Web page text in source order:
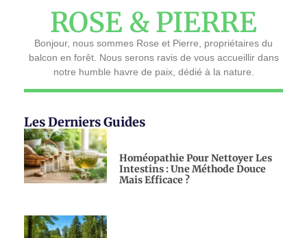
ROSE & PIERRE
Bonjour, nous sommes Rose et Pierre, propriétaires du
balcon en forêt. Nous serons ravis de vous accueillir dans
notre humble havre de paix, dédié à la nature.
Les Derniers Guides
Homéopathie Pour Nettoyer Les
Intestins : Une Méthode Douce
Mais Efficace ?